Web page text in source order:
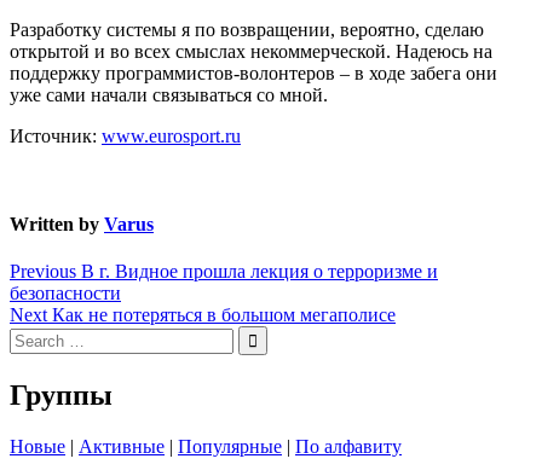
Разработку системы я по возвращении, вероятно, сделаю
открытой и во всех смыслах некоммерческой. Надеюсь на
поддержку программистов-волонтеров – в ходе забега они
уже сами начали связываться со мной.
Источник: www.eurosport.ru
Written by Varus
Навигация
по
записям
Previous Previous
post:
В г. Видное прошла лекция о терроризме и
безопасности
Next Next
post:
Как не потеряться в большом мегаполисе
Search
for:
Группы
Новые | Активные | Популярные | По алфавиту